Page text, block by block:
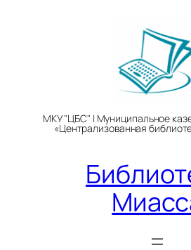
МКУ "ЦБС" | Муниципальное
«Централизованная